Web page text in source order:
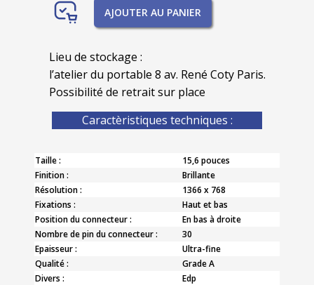
AJOUTER AU PANIER
Lieu de stockage :
l’atelier du portable 8 av. René Coty Paris.
Possibilité de retrait sur place
Caractèristiques techniques :
Taille :
15,6 pouces
Finition :
Brillante
Résolution :
1366 x 768
Fixations :
Haut et bas
Position du connecteur :
En bas à droite
Nombre de pin du connecteur :
30
Epaisseur :
Ultra-fine
Qualité :
Grade A
Divers :
Edp